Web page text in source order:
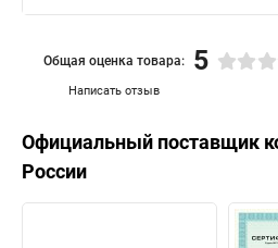
Написать отзыв
Общая оценка товара: 5
Официальный поставщик
России